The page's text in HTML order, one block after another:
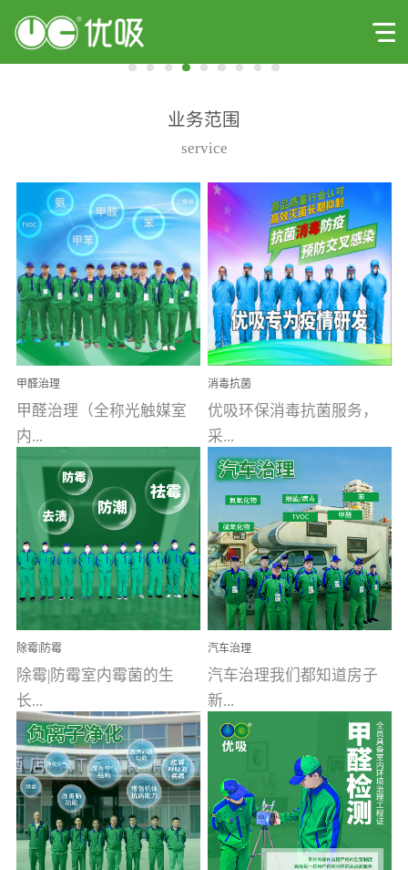
业务范围
service
甲醛治理
甲醛治理（全称光触媒室
内...
空气污染净化治理）工业
文明的进步，创造了多姿
多彩的家居产品和生活情
调，但也带来了以甲醛为
首的室内...
消毒抗菌
优吸环保消毒抗菌服务，
采...
用行业公认奥维牌消毒
液，具备杀死人体冠状病
毒的功效，杀菌率
99.99%。相对于传统消毒
液来说，无...
除霉|防霉
除霉|防霉室内霉菌的生
长...
受温度、湿度、基质养
分、通风四个条件影响，
温暖潮湿、营养物质多、
通风缓慢的空间最易滋生
汽车治理
汽车治理我们都知道房子
新...
装修完会有甲醛，其实汽
车的甲醛超标问题更为严
重。汽车的空间范围小，
配件、皮具、装饰多，这